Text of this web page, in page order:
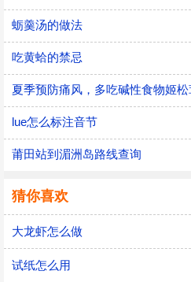
蛎羹汤的做法
吃黄蛤的禁忌
夏季预防痛风，多吃碱性食物姬
lue怎么标注音节
莆田站到湄洲岛路线查询
猜你喜欢
大龙虾怎么做
试纸怎么用